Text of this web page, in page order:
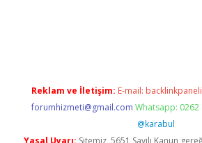
Reklam ve İletişim: E-mail:
forumhizmeti@gmail.com Whatsapp: 0262
@karabul
Yasal Uyarı: Sitemiz, 5651 Sayılı Kanun